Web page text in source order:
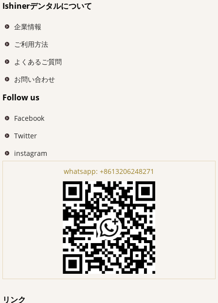
Ishinerデンタルについて
企業情報
ご利用方法
よくあるご質問
お問い合わせ
Follow us
Facebook
Twitter
instagram
whatsapp: +8613206248271
リンク